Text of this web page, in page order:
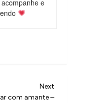
e
Next
Post
Next
com amante –